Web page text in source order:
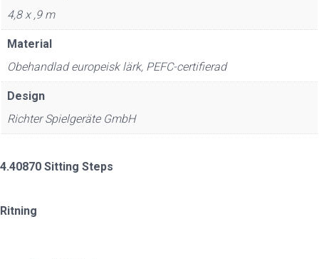
4,8 x ,9 m
Material
Obehandlad europeisk lärk, PEFC-certifierad
Design
Richter Spielgeräte GmbH
4.40870 Sitting Steps
Ritning